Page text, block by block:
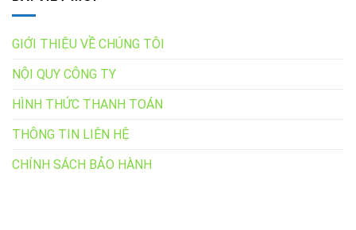
GIỚI THIỆU VỀ CHÚNG TÔI
NỘI QUY CÔNG TY
HÌNH THỨC THANH TOÁN
THÔNG TIN LIÊN HỆ
CHÍNH SÁCH BẢO HÀNH